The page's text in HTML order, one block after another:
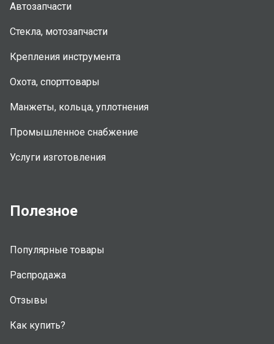
Автозапчасти
Стекла, мотозапчасти
Крепления инструмента
Охота, спорттовары
Манжеты, кольца, уплотнения
Промышленное снабжение
Услуги изготовления
Полезное
Популярные товары
Распродажа
Отзывы
Как купить?